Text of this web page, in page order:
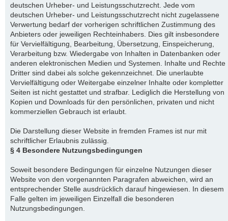
deutschen Urheber- und Leistungsschutzrecht. Jede vom
deutschen Urheber- und Leistungsschutzrecht nicht zugelassene
Verwertung bedarf der vorherigen schriftlichen Zustimmung des
Anbieters oder jeweiligen Rechteinhabers. Dies gilt insbesondere
für Vervielfältigung, Bearbeitung, Übersetzung, Einspeicherung,
Verarbeitung bzw. Wiedergabe von Inhalten in Datenbanken oder
anderen elektronischen Medien und Systemen. Inhalte und Rechte
Dritter sind dabei als solche gekennzeichnet. Die unerlaubte
Vervielfältigung oder Weitergabe einzelner Inhalte oder kompletter
Seiten ist nicht gestattet und strafbar. Lediglich die Herstellung von
Kopien und Downloads für den persönlichen, privaten und nicht
kommerziellen Gebrauch ist erlaubt.
Die Darstellung dieser Website in fremden Frames ist nur mit
schriftlicher Erlaubnis zulässig.
§ 4 Besondere Nutzungsbedingungen
Soweit besondere Bedingungen für einzelne Nutzungen dieser
Website von den vorgenannten Paragrafen abweichen, wird an
entsprechender Stelle ausdrücklich darauf hingewiesen. In diesem
Falle gelten im jeweiligen Einzelfall die besonderen
Nutzungsbedingungen.